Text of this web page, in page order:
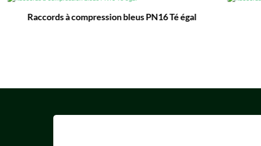
Raccords à compression bleus PN16 Té égal